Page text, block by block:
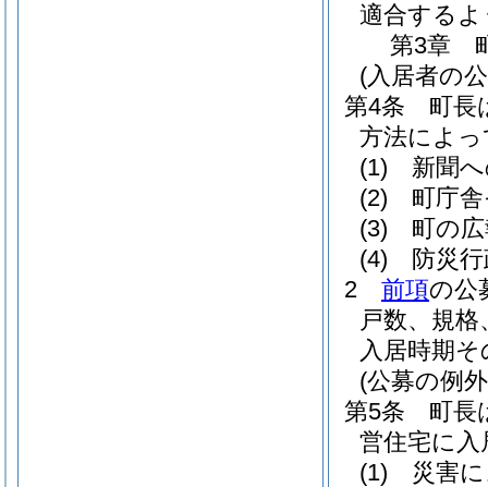
適合する
第3章
(入居者の
第4条
町長
方法によ
(1)
新聞
(2)
町庁
(3)
町の
(4)
防災
2
前項の公
戸数、規
入居時期
(公募の例
第5条
町長
営住宅に
(1)
災害